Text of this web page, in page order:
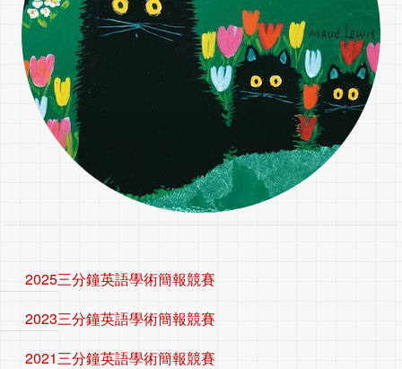
2025三分鐘英語學術簡報競賽
2023三分鐘英語學術簡報競賽
2021三分鐘英語學術簡報競賽